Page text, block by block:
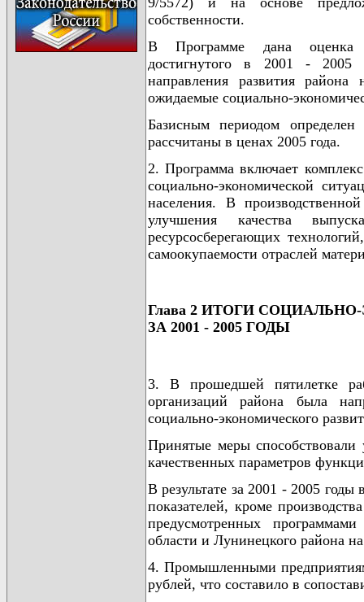
собственности.
В Программе дана оценка
достигнутого в 2001 - 2005
направления развития
ожидаемые социально-
Базисным периодом
рассчитаны в ценах 2005 года.
2. Программа включает
социально-экономической
населения. В
улучшения качества
ресурсосберегающих
самоокупаемости отраслей
Глава 2 ИТОГИ
ЗА 2001 - 2005 ГОДЫ
3. В прошедшей пятилетке
организаций района была
социально-экономического
Принятые меры
качественных параметров
В результате за 2001 - 2005
показателей, кроме
предусмотренных программами
области и Лунинецкого района
4. Промышленными
рублей, что составило в